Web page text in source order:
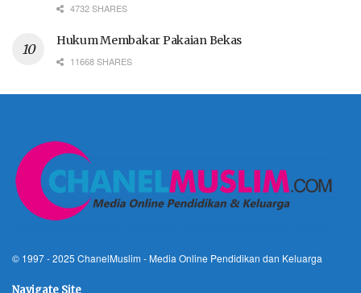
4732 SHARES
Hukum Membakar Pakaian Bekas
11668 SHARES
© 1997 - 2025 ChanelMuslim - Media Online Pendidikan dan Keluarga
Navigate Site